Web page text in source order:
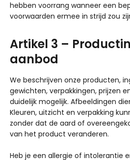
hebben voorrang wanneer een
voorwaarden ermee in strijd zou
Artikel 3 –
aanbod
We beschrijven onze producten,
gewichten, verpakkingen, prijzen
duidelijk mogelijk. Afbeeldingen
Kleuren, uitzicht en verpakking
zonder dat de aard of
van het product veranderen.
Heb je een allergie of intolerantie